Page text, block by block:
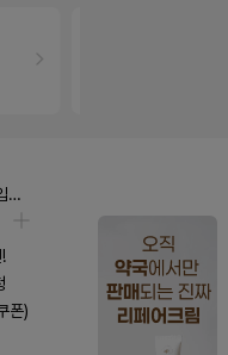
평택공장 제조관리약사 채용(신입우대)
폰)